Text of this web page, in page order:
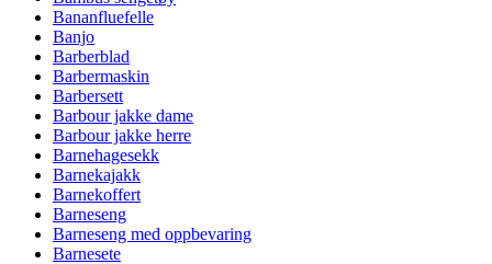
Bananfluefelle
Banjo
Barberblad
Barbermaskin
Barbersett
Barbour jakke dame
Barbour jakke herre
Barnehagesekk
Barnekajakk
Barnekoffert
Barneseng
Barneseng med oppbevaring
Barnesete